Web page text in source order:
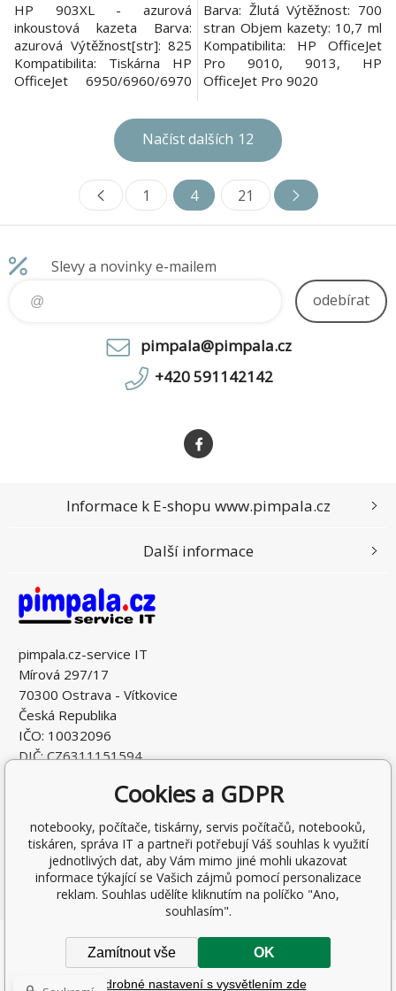
HP 903XL - azurová
inkoustová kazeta Barva:
azurová Výtěžnost[str]: 825
Kompatibilita: Tiskárna HP
OfficeJet 6950/6960/6970
Barva: Žlutá Výtěžnost: 700
stran Objem kazety: 10,7 ml
Kompatibilita: HP OfficeJet
Pro 9010, 9013, HP
OfficeJet Pro 9020
Načíst dalších 12
1 4 21
Slevy a novinky e-mailem
odebírat
pimpala@pimpala.cz
+420 591142142
pimpala.cz-service IT
Mírová 297/17
70300 Ostrava - Vítkovice
Česká Republika
IČO: 10032096
DIČ: CZ6311151594
Informace k E-shopu www.pimpala.cz
Další informace
Copyright © 2026 Ing. Antonín Pohludka
Všechna práva vyhrazena.
Cookies a GDPR
notebooky, počítače, tiskárny, servis počítačů, notebooků,
tiskáren, správa IT a partneři potřebují Váš souhlas k využití
jednotlivých dat, aby Vám mimo jiné mohli ukazovat
informace týkající se Vašich zájmů pomocí personalizace
reklam. Souhlas udělíte kliknutím na políčko "Ano,
souhlasím".
Zamítnout vše OK
Podrobné nastavení s vysvětlením zde